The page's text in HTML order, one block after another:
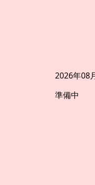
2026年08
準備中